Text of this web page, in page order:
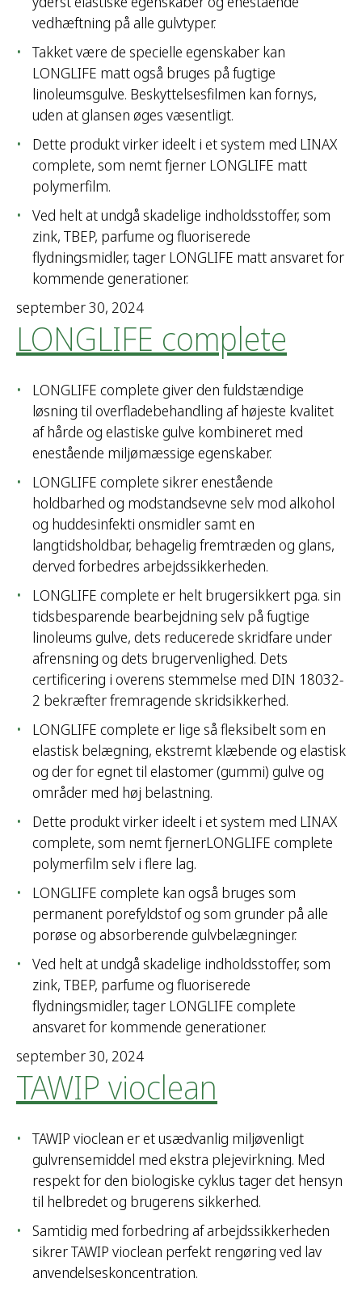
vedhæftning på alle gulvtyper.
Takket være de specielle egenskaber kan
LONGLIFE matt også bruges på fugtige
linoleumsgulve. Beskyttelsesfilmen kan fornys,
uden at glansen øges væsentligt.
Dette produkt virker ideelt i et system med LINAX
complete, som nemt fjerner LONGLIFE matt
polymerfilm.
Ved helt at undgå skadelige indholdsstoffer, som
zink, TBEP, parfume og fluoriserede
flydningsmidler, tager LONGLIFE matt ansvaret for
kommende generationer.
september 30, 2024
LONGLIFE complete
LONGLIFE complete giver den fuldstændige
løsning til overfladebehandling af højeste kvalitet
af hårde og elastiske gulve kombineret med
enestående miljømæssige egenskaber.
LONGLIFE complete sikrer enestående
holdbarhed og modstandsevne selv mod alkohol
og huddesinfekti onsmidler samt en
langtidsholdbar, behagelig fremtræden og glans,
derved forbedres arbejdssikkerheden.
LONGLIFE complete er helt brugersikkert pga. sin
tidsbesparende bearbejdning selv på fugtige
linoleums gulve, dets reducerede skridfare under
afrensning og dets brugervenlighed. Dets
certificering i overens stemmelse med DIN 18032-
2 bekræfter fremragende skridsikkerhed.
LONGLIFE complete er lige så fleksibelt som en
elastisk belægning, ekstremt klæbende og elastisk
og der for egnet til elastomer (gummi) gulve og
områder med høj belastning.
Dette produkt virker ideelt i et system med LINAX
complete, som nemt fjernerLONGLIFE complete
polymerfilm selv i flere lag.
LONGLIFE complete kan også bruges som
permanent porefyldstof og som grunder på alle
porøse og absorberende gulvbelægninger.
Ved helt at undgå skadelige indholdsstoffer, som
zink, TBEP, parfume og fluoriserede
flydningsmidler, tager LONGLIFE complete
ansvaret for kommende generationer.
september 30, 2024
TAWIP vioclean
TAWIP vioclean er et usædvanlig miljøvenligt
gulvrensemiddel med ekstra plejevirkning. Med
respekt for den biologiske cyklus tager det hensyn
til helbredet og brugerens sikkerhed.
Samtidig med forbedring af arbejdssikkerheden
sikrer TAWIP vioclean perfekt rengøring ved lav
anvendelseskoncentration.